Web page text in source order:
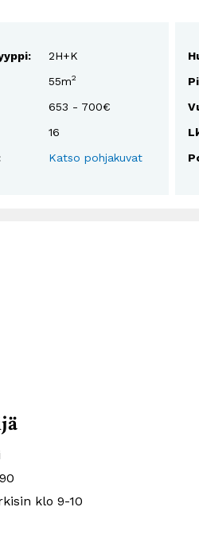
2H+K
55m2
653 - 700€
16
Katso pohjakuvat
klo 9-10